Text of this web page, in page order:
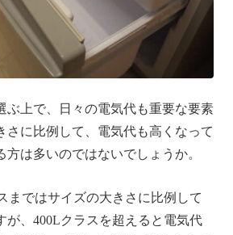
ぶ上で、日々の電気代も重要な要素
さに比例して、電気代も高くなって
方は多いのではないでしょうか。
まではサイズの大きさに比例して
が、400Lクラスを超えると電気代